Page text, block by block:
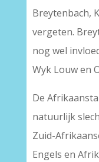
Breytenbach,
vergeten.
nog wel
Wyk Louw en
De
natuurlijk
Zuid-
Engels en